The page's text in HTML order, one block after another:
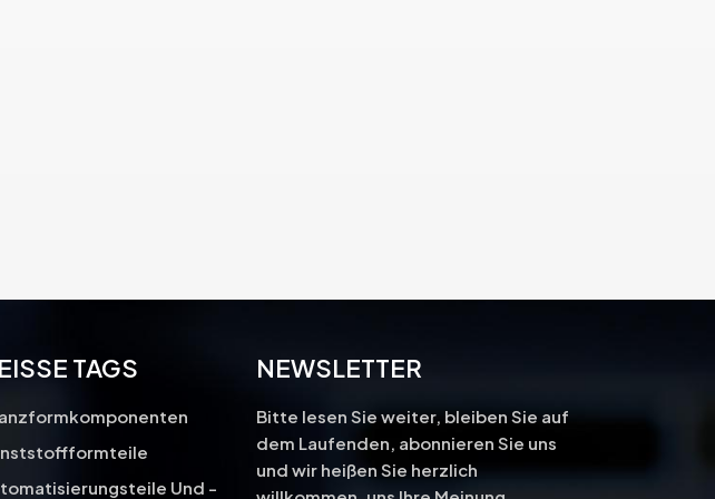
TAGS
Und -
NEWSLETTER
Bitte lesen Sie weiter, bleiben Sie auf
dem Laufenden, abonnieren Sie uns
und wir heißen Sie herzlich